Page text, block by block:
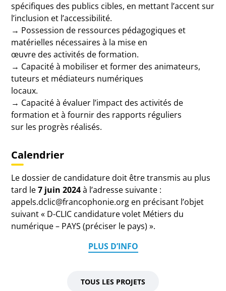
spécifiques des publics cibles, en mettant l’accent sur
l’inclusion et l’accessibilité.
→ Possession de ressources pédagogiques et
matérielles nécessaires à la mise en
œuvre des activités de formation.
→ Capacité à mobiliser et former des animateurs,
tuteurs et médiateurs numériques
locaux.
→ Capacité à évaluer l’impact des activités de
formation et à fournir des rapports réguliers
sur les progrès réalisés.
Calendrier
Le dossier de candidature doit être transmis au plus
tard le7 juin 2024à l’adresse suivante :
appels.dclic@francophonie.org en précisant l’objet
suivant « D-CLIC candidature volet Métiers du
numérique – PAYS (préciser le pays) ».
PLUS D’INFO
TOUS LES PROJETS